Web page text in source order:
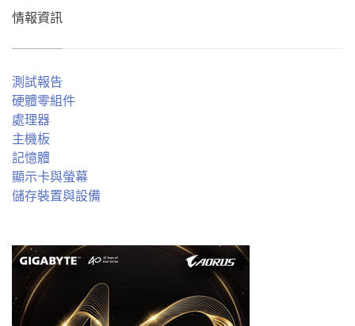
情報資訊
測試報告
硬體零組件
處理器
主機板
記憶體
顯示卡與螢幕
儲存裝置與設備